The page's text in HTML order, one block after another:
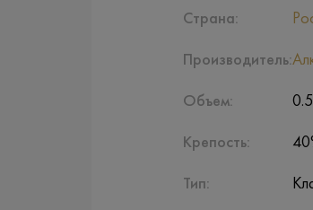
Страна:
Производитель:
Объем:
Крепость:
Тип:
0.5